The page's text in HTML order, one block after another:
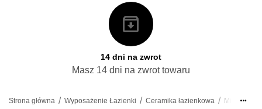
14 dni na zwrot
Masz 14 dni na zwrot towaru
Strona główna / Wyposażenie Łazienki / Ceramika łazienkowa / Miski WC